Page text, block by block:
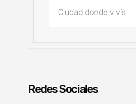
Redes Sociales